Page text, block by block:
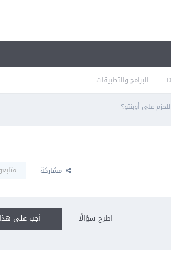
البرامج والتطبيقات
على أوبنتو؟
مشاركة
أجب على اطرح سؤالًا